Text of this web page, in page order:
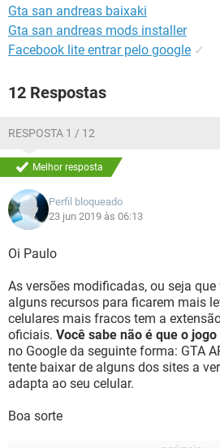
Gta san andreas baixaki
Gta san andreas mods installer
Facebook lite entrar pelo google ✓
12 Respostas
RESPOSTA 1 / 12
Melhor resposta
Perfil bloqueado
23 jun 2019 às 06:13
Oi Paulo
As versões modificadas, ou seja
alguns recursos para ficarem mais
celulares mais fracos tem a
oficiais. Você sabe não é que o
no Google da seguinte forma: GTA
tente baixar de alguns dos sites a
adapta ao seu celular.
Boa sorte